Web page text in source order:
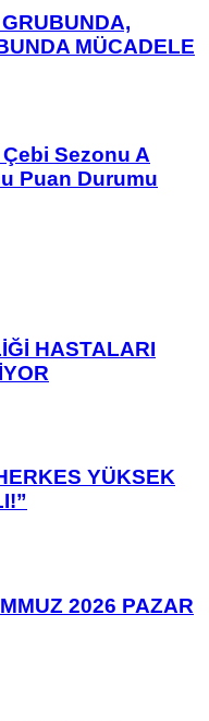
MÜCADELE
Sezonu A
Puan Durumu
HASTALARI
YÜKSEK
2026 PAZAR